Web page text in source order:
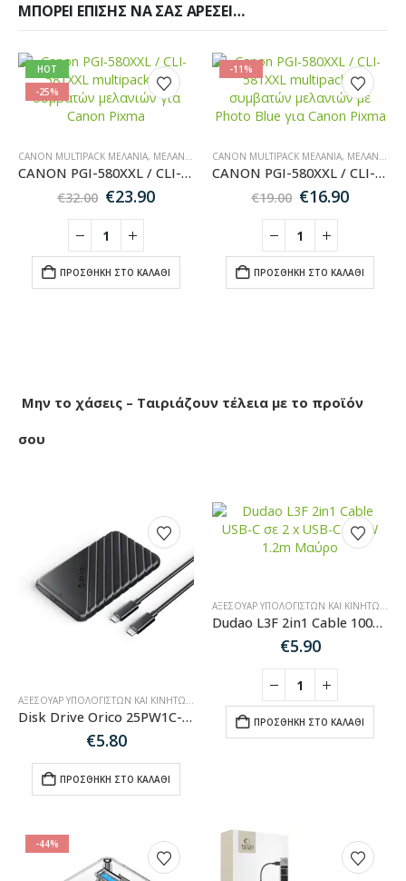
ΜΠΟΡΕΊ ΕΠΊΣΗΣ ΝΑ ΣΑΣ ΑΡΈΣΕΙ…
HOT
-25%
CANON MULTIPACK ΜΕΛΆΝΙΑ, ΜΕΛΆΝΙΑ ΕΚΤΥΠΩΤΏΝ ,MULTIPACK ΜΕΛΆΝΙΑ ,CANON
CANON PGI-580XXL / CLI-581XXL – Multipack 10 Συμβατών Μελανιών για Εκτυπωτές Canon Pixma
€32.00 Original
was:
€32.00.
€23.90Η
€23.90.
ΠΡΟΣΘΉΚΗ ΣΤΟ ΚΑΛΆΘΙ
-11%
CANON MULTIPACK ΜΕΛΆΝΙΑ, ΜΕΛΆΝΙΑ ΕΚΤΥΠΩΤΏΝ
CANON PGI-580XXL / CLI-581XXL – Multipack 6 Συμβατών Μελανιών (+photo blue) για Εκτυπωτές Canon Pixma
€19.00 Original
was:
€19.00.
€16.90Η
€16.90.
ΠΡΟΣΘΉΚΗ ΣΤΟ ΚΑΛΆΘΙ
Μην το χάσεις – Ταιριάζουν τέλεια με το προϊόν
σου
ΑΞΕΣΟΥΆΡ ΥΠΟΛΟΓΙΣΤΏΝ ΚΑΙ ΚΙΝΗΤΏΝ ΚΑΛΏΔΙΑ ΉΧΟΥ-HDMI-ΔΙΚΤΎΟΥ
Disk Drive Orico 25PW1C-C3 2.5″ HDD/SSD USB-C 3.1 6Gb/s – Black
€5.80
ΠΡΟΣΘΉΚΗ ΣΤΟ ΚΑΛΆΘΙ
ΑΞΕΣΟΥΆΡ ΥΠΟΛΟΓΙΣΤΏΝ ΚΑΙ ΚΙΝΗΤΏΝ
Dudao L3F 2in1 Cable 100W 1.2m 2 x USB-C – Black
€5.90
ΠΡΟΣΘΉΚΗ ΣΤΟ ΚΑΛΆΘΙ
-44%